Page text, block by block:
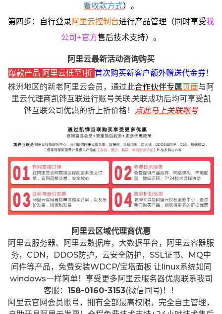
看收款方式）。
第四步：自行登录阿里云控制台进行产品管理（同时享受我
公司+官方售后技术支持）。
阿里云最新活动咨询购买
爆款产品 阿里云低至1折 首次购买新客户额外赠送代金券！
株洲地区的新老阿里云会员，通过此合作伙伴专属页面与阿
里云代理商凯铧互联进行账号关联,关联成功后均可享受凯
铧互联公司优惠的折上折价格！
点此马上关联账号
阿里云区域代理商优惠
阿里云服务器、阿里云数据库，大数据平台，阿里云容器服
务，CDN，DDOS防护，云安全防护，SSL证书、MQ中
间件等产品，免费安装WDCP/宝塔面板 让linux系统如同
windows一样简单！享受更多阿里云服务器优惠联系我司
客服： 158-0160-3153(微信同号)！！
阿里云官网会员账号，拥有全部最高权限，完全自主管理，